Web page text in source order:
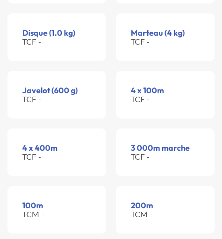
Disque (1.0 kg)
TCF -
Marteau (4 kg)
TCF -
Javelot (600 g)
TCF -
4 x 100m
TCF -
4 x 400m
TCF -
3 000m marche
TCF -
100m
TCM -
200m
TCM -